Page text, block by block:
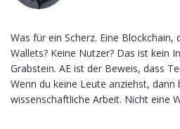
Was für ein Scherz. Eine Blockchain,
Wallets? Keine Nutzer? Das ist kein
Grabstein. AE ist der Beweis, dass
Wenn du keine Leute anziehst, dann
wissenschaftliche Arbeit. Nicht eine